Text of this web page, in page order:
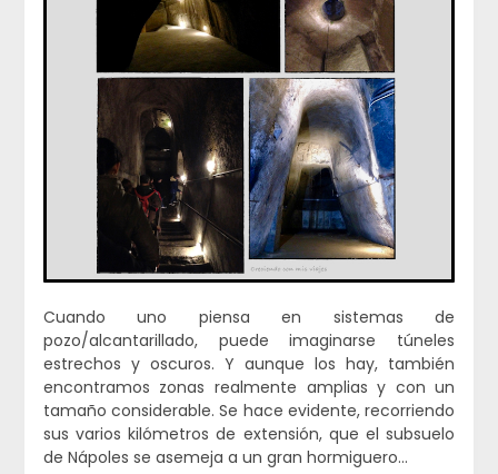
Cuando uno piensa en sistemas de
pozo/alcantarillado, puede imaginarse túneles
estrechos y oscuros. Y aunque los hay, también
encontramos zonas realmente amplias y con un
tamaño considerable. Se hace evidente, recorriendo
sus varios kilómetros de extensión, que el subsuelo
de Nápoles se asemeja a un gran hormiguero…